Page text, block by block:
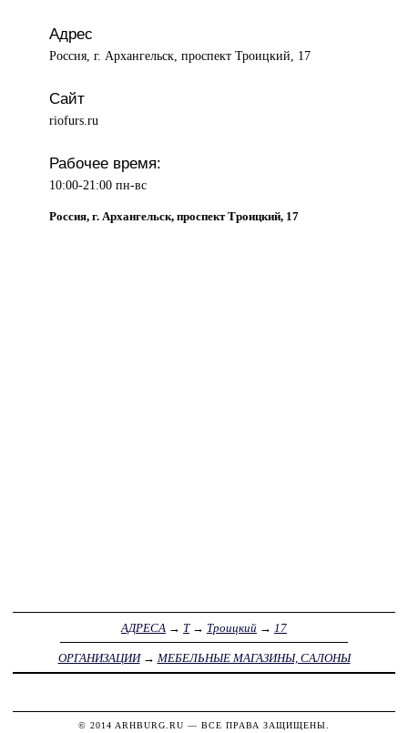
Адрес
Россия, г. Архангельск, проспект Троицкий, 17
Сайт
riofurs.ru
Рабочее время:
10:00-21:00 пн-вс
Россия, г. Архангельск, проспект Троицкий, 17
АДРЕСА → Т→ Троицкий → 17
ОРГАНИЗАЦИИ→ МЕБЕЛЬНЫЕ МАГАЗИНЫ, САЛОНЫ
© 2014 ARHBURG.RU — ВСЕ ПРАВА ЗАЩИЩЕНЫ.